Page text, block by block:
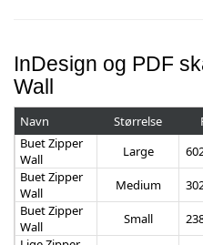
InDesign og PDF
Wall
Navn Størrelse
Buet Zipper
Wall
Large
Buet Zipper
Wall
Medium
Buet Zipper
Wall
Small